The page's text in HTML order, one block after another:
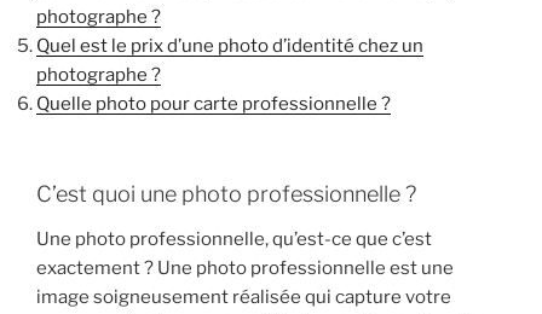
photographe ?
Quel est le prix d’une photo d’identité chez un
photographe ?
Quelle photo pour carte professionnelle ?
C’est quoi une photo professionnelle ?
Une photo professionnelle, qu’est-ce que c’est
exactement ? Une photo professionnelle est une
image soigneusement réalisée qui capture votre